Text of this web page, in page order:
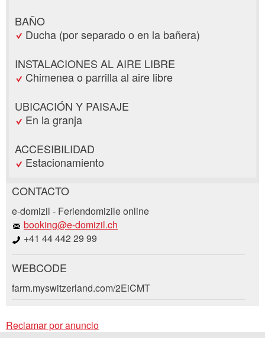
BAÑO
Ducha (por separado o en la bañera)
INSTALACIONES AL AIRE LIBRE
Chimenea o parrilla al aire libre
UBICACIÓN Y PAISAJE
En la granja
ACCESIBILIDAD
Estacionamiento
Reclamar por anuncio
Su regeneración es muy apreciada!
Comentarios generales
Entrada no válida
Recomiende este anuncio a sus amigos.
CONTACTO
e-domizil - Feriendomizile online
booking@e-domizil.ch
+41 44 442 29 99
Solicitud de reserva
Llegada *
Open
WEBCODE
farm.myswitzerland.com/2EiCMT
Reclamar por anuncio